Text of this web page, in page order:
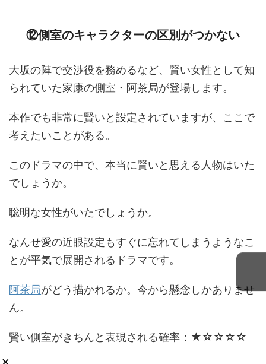
⑫側室のキャラクターの区別がつかない
大坂の陣で交渉役を務めるなど、賢い女性として知
られていた家康の側室・阿茶局が登場します。
本作でも非常に賢いと設定されていますが、ここで
考えたいことがある。
このドラマの中で、本当に賢いと思える人物はいた
でしょうか。
聡明な女性がいたでしょうか。
なんせ愛の近眼設定もすぐに忘れてしまうようなこ
とが平気で展開されるドラマです。
阿茶局がどう描かれるか。今から懸念しかありませ
ん。
賢い側室がきちんと表現される確率：★☆☆☆☆